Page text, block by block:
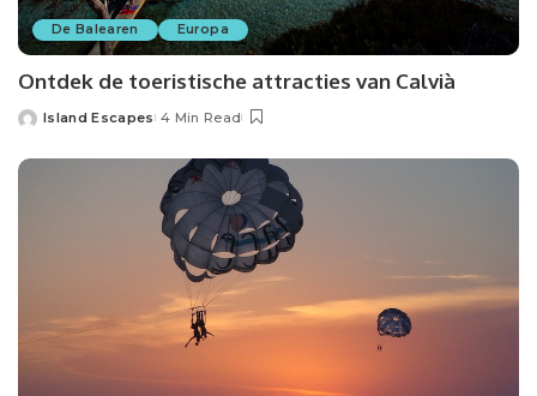
De Balearen Europa
Ontdek de toeristische attracties van Calvià
Posted
Island Escapes 4 Min Read